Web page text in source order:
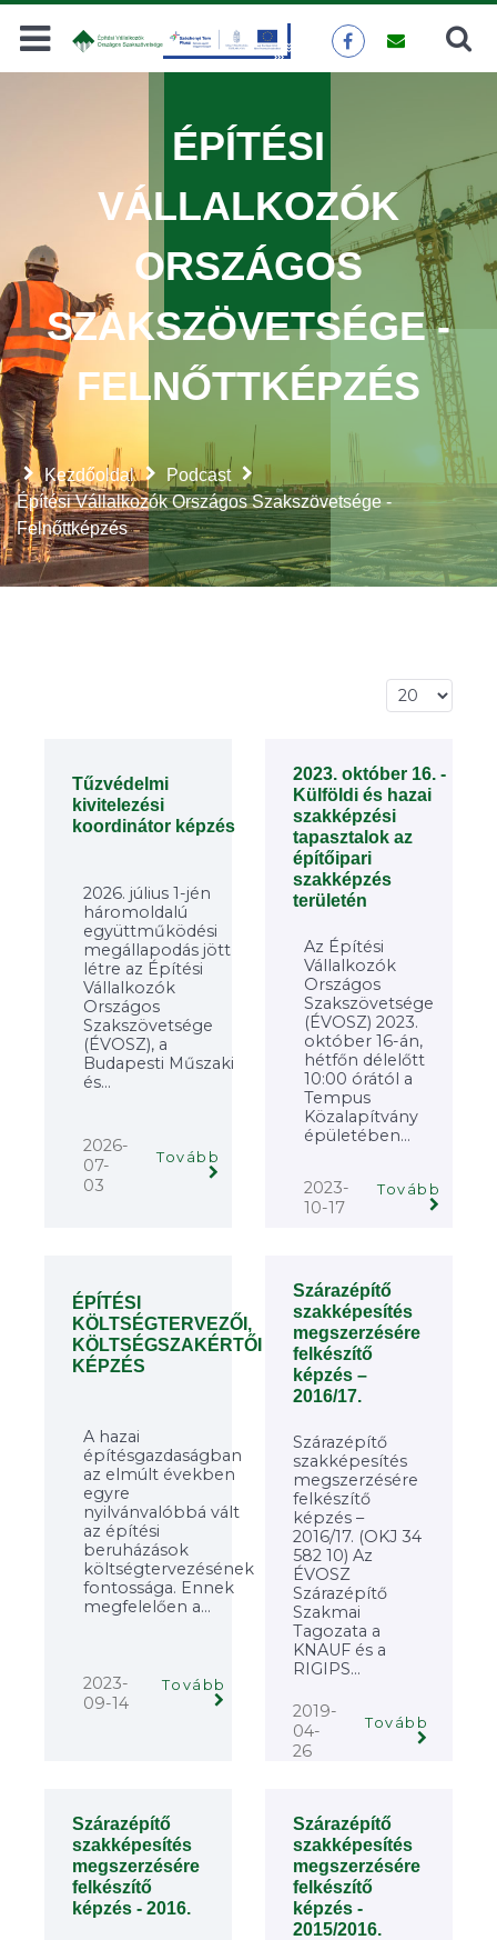
Keresés
Kezdőoldal
Podcast
Építési Vállalkozók Országos Szakszövetsége -
Felnőttképzés
ÉPÍTÉSI
VÁLLALKOZÓK
ORSZÁGOS
SZAKSZÖVETSÉGE -
FELNŐTTKÉPZÉS
Tételek #
Tűzvédelmi
kivitelezési
koordinátor képzés
2026. július 1-jén
háromoldalú
együttműködési
megállapodás jött
létre az Építési
Vállalkozók
Országos
Szakszövetsége
(ÉVOSZ), a
Budapesti Műszaki
és...
2026-
07-
03
Tovább
2023. október 16. -
Külföldi és hazai
szakképzési
tapasztalok az
építőipari
szakképzés
területén
Az Építési
Vállalkozók
Országos
Szakszövetsége
(ÉVOSZ) 2023.
október 16-án,
hétfőn délelőtt
10:00 órától a
Tempus
Közalapítvány
épületében...
2023-
10-17
Tovább
ÉPÍTÉSI
KÖLTSÉGTERVEZŐI,
KÖLTSÉGSZAKÉRTŐI
KÉPZÉS
A hazai
építésgazdaságban
az elmúlt években
egyre
nyilvánvalóbbá vált
az építési
beruházások
költségtervezésének
fontossága. Ennek
megfelelően a...
2023-
09-14
Tovább
Szárazépítő
szakképesítés
megszerzésére
felkészítő
képzés –
2016/17.
Szárazépítő
szakképesítés
megszerzésére
felkészítő
képzés –
2016/17. (OKJ 34
582 10) Az
ÉVOSZ
Szárazépítő
Szakmai
Tagozata a
KNAUF és a
RIGIPS...
2019-
04-
26
Tovább
Szárazépítő
szakképesítés
megszerzésére
felkészítő
képzés - 2016.
Szárazépítő
szakképesítés
megszerzésére
felkészítő
képzés -
2015/2016.